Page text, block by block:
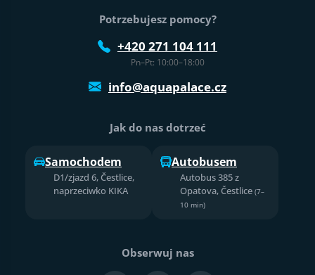
Potrzebujesz pomocy?
+420 271 104 111
Pn–Pt: 10:00–18:00
info@aquapalace.cz
Jak do nas dotrzeć
Samochodem
D1/zjazd 6, Čestlice,
naprzeciwko KIKA
Autobusem
Autobus 385 z
Opatova, Čestlice (7–
10 min)
Obserwuj nas